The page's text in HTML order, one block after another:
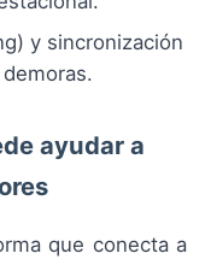
y sincronización
ayudar a
que conecta a